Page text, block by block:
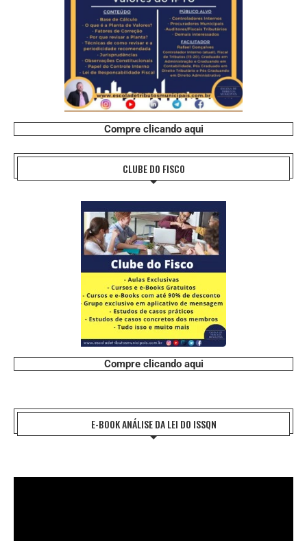
Compre clicando aqui
CLUBE DO FISCO
Compre clicando aqui
E-BOOK ANÁLISE DA LEI DO ISSQN